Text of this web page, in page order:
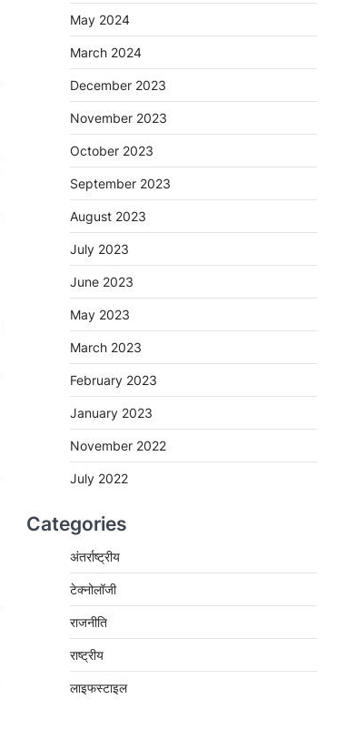
May 2024
March 2024
December 2023
November 2023
October 2023
September 2023
August 2023
July 2023
June 2023
May 2023
March 2023
February 2023
January 2023
November 2022
July 2022
Categories
अंतर्राष्ट्रीय
टेक्नोलॉजी
राजनीति
राष्ट्रीय
लाइफस्टाइल